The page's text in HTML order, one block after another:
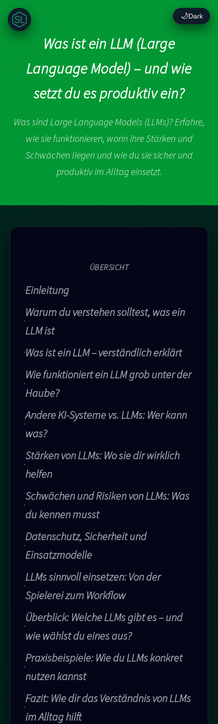
🌙Dark
Was ist ein LLM (Large
Language Model) – und wie
setzt du es produktiv ein?
Was sind Large Language Models (LLMs)? Erfahre,
wie sie funktionieren, worin ihre Stärken und
Schwächen liegen und wie du sie sicher und
produktiv im Alltag einsetzt.
ÜBERSICHT
Einleitung
Warum du verstehen solltest, was ein
LLM ist
Was ist ein LLM – verständlich erklärt
Wie funktioniert ein LLM grob unter der
Haube?
Andere KI-Systeme vs. LLMs: Wer kann
was?
Stärken von LLMs: Wo sie dir wirklich
helfen
Schwächen und Risiken von LLMs: Was
du kennen musst
Datenschutz, Sicherheit und
Einsatzmodelle
LLMs sinnvoll einsetzen: Von der
Spielerei zum Workflow
Überblick: Welche LLMs gibt es – und
wie wählst du eines aus?
Praxisbeispiele: Wie du LLMs konkret
nutzen kannst
Fazit: Wie dir das Verständnis von LLMs
im Alltag hilft